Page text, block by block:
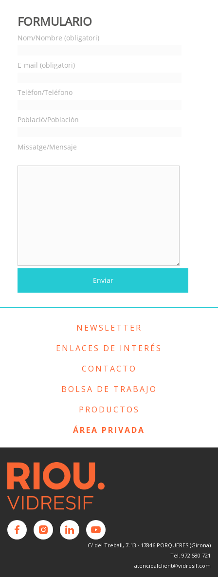
FORMULARIO
Nom/Nombre (obligatori)
E-mail (obligatori)
Telèfon/Teléfono
Població/Población
Missatge/Mensaje
NEWSLETTER
ENLACES DE INTERÉS
CONTACTO
BOLSA DE TRABAJO
PRODUCTOS
ÁREA PRIVADA
C/ del Treball, 7-13 · 17846 PORQUERES (Girona)
Tel. 972 580 721
atencioalclient@vidresif.com